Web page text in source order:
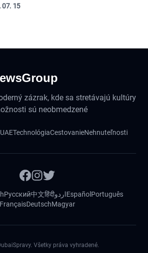
07. 15
zázrak, kde sa stretávajú kultúry
sú neobmedzené
UAETechnológiaCestovanieNehnuteľnosti
Русский中文हिंदीاردوEspañol Português
FrançaisDeutschMagyar
Všetky práva vyhradené.